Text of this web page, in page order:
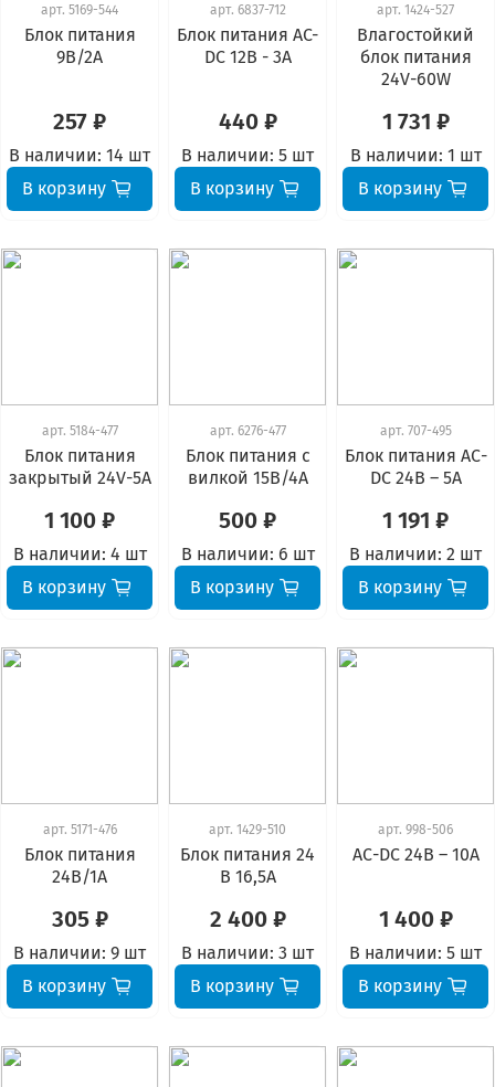
арт. 5169-544
Блок питания
9В/2А
257 ₽
В наличии: 14 шт
В корзину
арт. 6837-712
Блок питания AC-
DC 12В - 3А
440 ₽
В наличии: 5 шт
В корзину
арт. 1424-527
Влагостойкий
блок питания
24V-60W
1 731 ₽
В наличии: 1 шт
В корзину
арт. 5184-477
Блок питания
закрытый 24V-5A
1 100 ₽
В наличии: 4 шт
В корзину
арт. 6276-477
Блок питания с
вилкой 15В/4А
500 ₽
В наличии: 6 шт
В корзину
арт. 707-495
Блок питания АС-
DC 24В – 5А
1 191 ₽
В наличии: 2 шт
В корзину
арт. 5171-476
Блок питания
24В/1А
305 ₽
В наличии: 9 шт
В корзину
арт. 1429-510
Блок питания 24
В 16,5А
2 400 ₽
В наличии: 3 шт
В корзину
арт. 998-506
АС-DC 24В – 10А
1 400 ₽
В наличии: 5 шт
В корзину